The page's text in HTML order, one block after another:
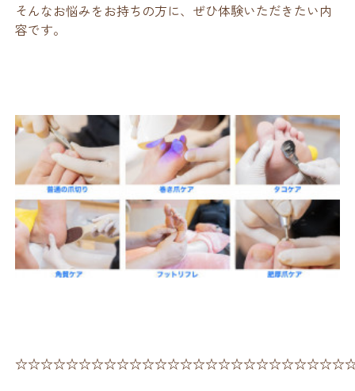
そんなお悩みをお持ちの方に、ぜひ体験いただきたい内
容です。